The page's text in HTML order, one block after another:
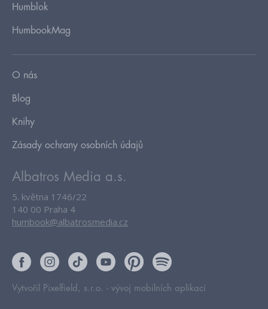
Humblok
HumbookMag
O nás
Blog
Knihy
Zásady ochrany osobních údajů
Albatros Media a.s.
5. května 1746/22
140 00 Praha 4
humbook@albatrosmedia.cz
Vytvořil Pixelfield, s.r.o. - vývoj mobilních aplikací